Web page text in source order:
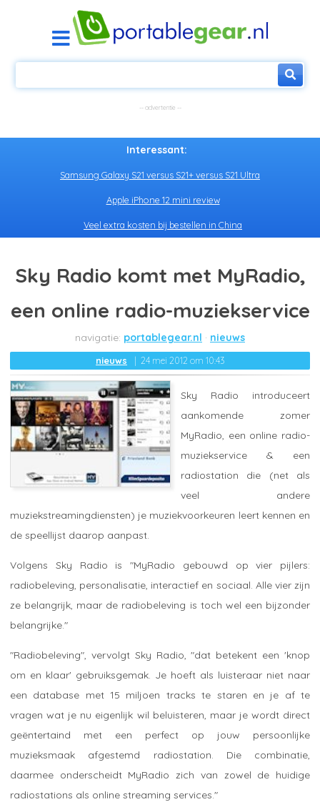
Interessant:
Samsung Galaxy S21 versus S21+ versus S21 Ultra
Apple iPhone 12 mini review
Veel extra kosten bij bestellen in China
Sky Radio komt met MyRadio,
een online radio-muziekservice
portablegear.nl nieuws
nieuws 24 mei 2012 om 10:43
Sky Radio introduceert
aankomende zomer
MyRadio, een online radio-
muziekservice & een
radiostation die (net als
veel andere
muziekstreamingdiensten) je muziekvoorkeuren leert kennen en
de speellijst daarop aanpast.
Volgens Sky Radio is "MyRadio gebouwd op vier pijlers:
radiobeleving, personalisatie, interactief en sociaal. Alle vier zijn
ze belangrijk, maar de radiobeleving is toch wel een bijzonder
belangrijke."
"Radiobeleving", vervolgt Sky Radio, "dat betekent een 'knop
om en klaar' gebruiksgemak. Je hoeft als luisteraar niet naar
een database met 15 miljoen tracks te staren en je af te
vragen wat je nu eigenlijk wil beluisteren, maar je wordt direct
geëntertaind met een perfect op jouw persoonlijke
muzieksmaak afgestemd radiostation. Die combinatie,
daarmee onderscheidt MyRadio zich van zowel de huidige
radiostations als online streaming services."